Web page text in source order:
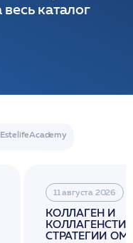
каталог
11 августа 2026
КОЛЛАГЕН И
СТРАТЕГИИ